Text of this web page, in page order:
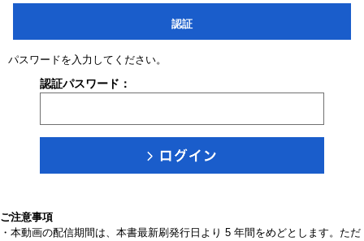
認証
パスワードを入力してください。
認証パスワード：
ご注意事項
・本動画の配信期間は、本書最新刷発行日より 5 年間をめどとします。ただ